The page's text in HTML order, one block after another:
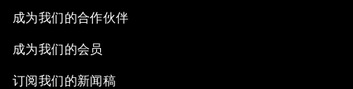
成为我们的合作伙伴
成为我们的会员
订阅我们的新闻稿